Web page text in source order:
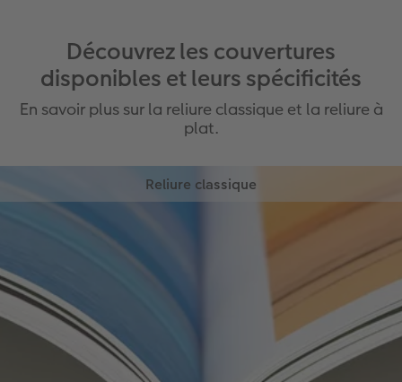
Découvrez les couvertures
disponibles et leurs spécificités
En savoir plus sur la reliure classique et la reliure à
plat.